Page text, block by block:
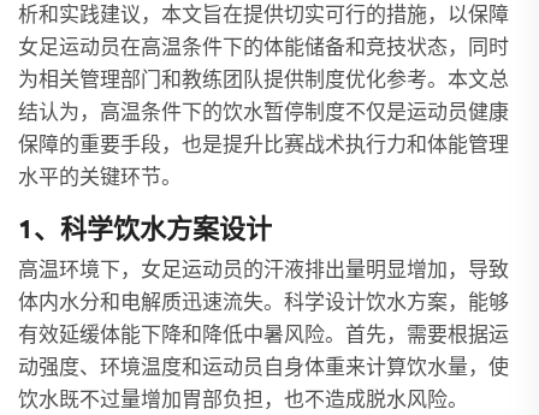
析和实践建议，本文旨在提供切实可行的措施，以保障
女足运动员在高温条件下的体能储备和竞技状态，同时
为相关管理部门和教练团队提供制度优化参考。本文总
结认为，高温条件下的饮水暂停制度不仅是运动员健康
保障的重要手段，也是提升比赛战术执行力和体能管理
水平的关键环节。
1、科学饮水方案设计
高温环境下，女足运动员的汗液排出量明显增加，导致
体内水分和电解质迅速流失。科学设计饮水方案，能够
有效延缓体能下降和降低中暑风险。首先，需要根据运
动强度、环境温度和运动员自身体重来计算饮水量，使
饮水既不过量增加胃部负担，也不造成脱水风险。